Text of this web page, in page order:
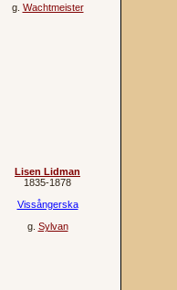
g. Wachtmeister
Lisen Lidman
1835‐1878
Vissångerska
g. Sylvan